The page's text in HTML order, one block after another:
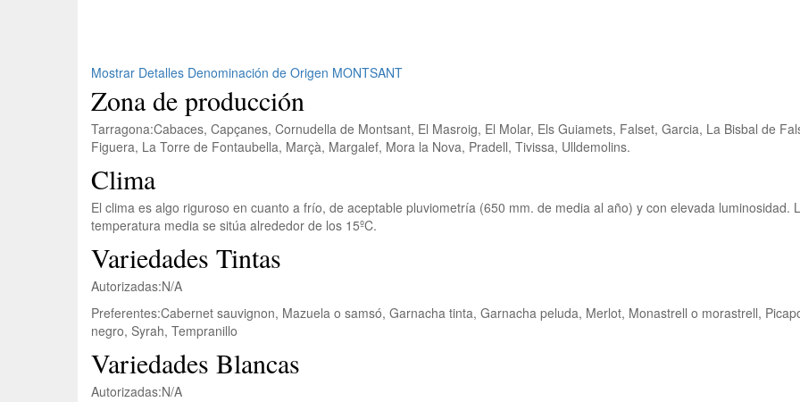
Mostrar Detalles Denominación de Origen MONTSANT
Zona de producción
Tarragona:Cabaces, Capçanes, Cornudella de Montsant, El Masroig, El Molar, Els Guiamets, Falset, Garcia, La Bisbal de
Figuera, La Torre de Fontaubella, Marçà, Margalef, Mora la Nova, Pradell, Tivissa, Ulldemolins.
Clima
El clima es algo riguroso en cuanto a frío, de aceptable pluviometría (650 mm. de media al año) y con elevada luminosidad.
temperatura media se sitúa alrededor de los 15ºC.
Variedades Tintas
Autorizadas:N/A
Preferentes:Cabernet sauvignon, Mazuela o samsó, Garnacha tinta, Garnacha peluda, Merlot, Monastrell o morastrell,
negro, Syrah, Tempranillo
Variedades Blancas
Autorizadas:N/A